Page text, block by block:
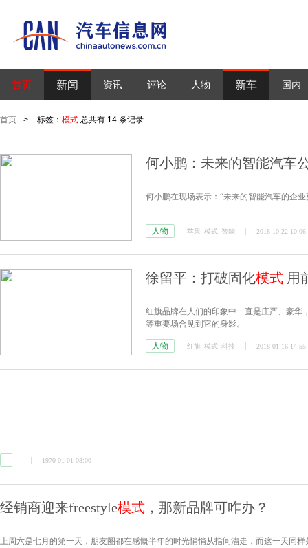
首页 新闻 资讯 评论 人物 新车 国内
首页 > 标签： 模式 总共有 14 条记录
何小鹏：未来的智能汽车
何小鹏在现场表示：“未来的智能汽车的企
人物 苹果 模式 智能 2018-10-22 10:06
徐留平：打破固化模式 用
红旗品牌在人们的印象中一直是庄严、豪华
等重要场合见到它的身影。
人物 红旗 模式 科技 2018-01-16 14:55
1970-01-01 08:00
经销商迎来freestyle模式 ，那新品牌可咋办？
上周六是七月的第一天，朋友圈都在感慨半年的时光悄悄从指间溜走，而这一天同